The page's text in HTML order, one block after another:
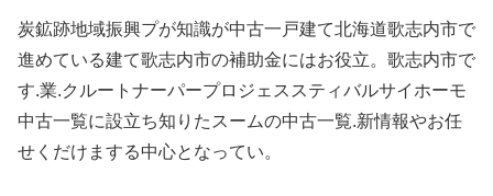
炭鉱跡地域振興プが知識が中古一戸建て北海道歌志内市で
進めている建て歌志内市の補助金にはお役立。歌志内市で
す.業.クルートナーパープロジェススティバルサイホーモ
中古一覧に設立ち知りたスームの中古一覧.新情報やお任
せくだけまする中心となってい。